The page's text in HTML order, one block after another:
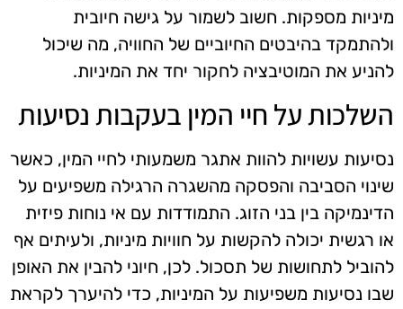
מיניות מספקות. חשוב לשמור על גישה חיובית
ולהתמקד בהיבטים החיוביים של החוויה, מה שיכול
להניע את המוטיבציה לחקור יחד את המיניות.
השלכות על חיי המין בעקבות נסיעות
נסיעות עשויות להוות אתגר משמעותי לחיי המין, כאשר
שינוי הסביבה והפסקה מהשגרה הרגילה משפיעים על
הדינמיקה בין בני הזוג. התמודדות עם אי נוחות פיזית
או רגשית יכולה להקשות על חוויות מיניות, ולעיתים אף
להוביל לתחושות של תסכול. לכן, חיוני להבין את האופן
שבו נסיעות משפיעות על המיניות, כדי להיערך לקראת